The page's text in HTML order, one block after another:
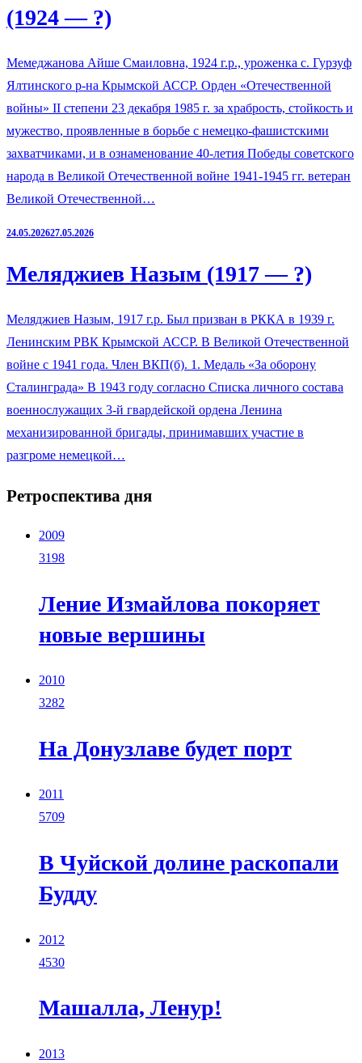
(1924 — ?)
Мемеджанова Айше Смаиловна, 1924 г.р., уроженка с. Гурзуф
Ялтинского р-на Крымской АССР. Орден «Отечественной
войны» II степени 23 декабря 1985 г. за храбрость, стойкость и
мужество, проявленные в борьбе с немецко-фашистскими
захватчиками, и в ознаменование 40-летия Победы советского
народа в Великой Отечественной войне 1941-1945 гг. ветеран
Великой Отечественной…
24.05.202627.05.2026
Меляджиев Назым (1917 — ?)
Меляджиев Назым, 1917 г.р. Был призван в РККА в 1939 г.
Ленинским РВК Крымской АССР. В Великой Отечественной
войне с 1941 года. Член ВКП(б). 1. Медаль «За оборону
Сталинграда» В 1943 году согласно Списка личного состава
военнослужащих 3-й гвардейской ордена Ленина
механизированной бригады, принимавших участие в
разгроме немецкой…
Ретроспектива дня
2009
3198
Ление Измайлова покоряет
новые вершины
2010
3282
На Донузлаве будет порт
2011
5709
В Чуйской долине раскопали
Будду
2012
4530
Машалла, Ленур!
2013